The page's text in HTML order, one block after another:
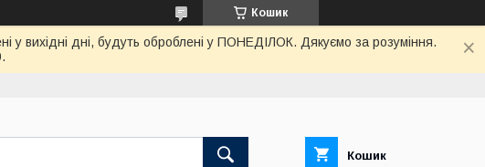
Кошик
вихідні дні, будуть оброблені у ПОНЕДІЛОК. Дякуємо за розуміння.
Кошик